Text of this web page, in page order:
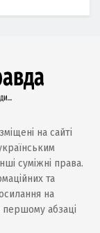
на сайті
суміжні права.
та
на
першому абзаці